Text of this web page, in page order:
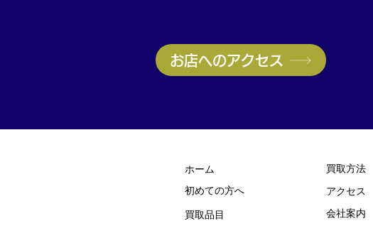
お店へのアクセス
ホーム
初めての方​へ
買取品目
買取方法
​アクセス
​会社案内